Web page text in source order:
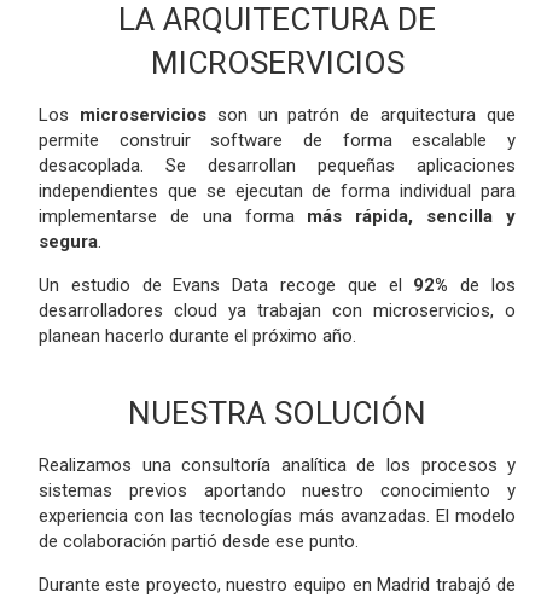
LA ARQUITECTURA DE
MICROSERVICIOS
Los microserviciosson un patrón de arquitectura que
permite construir software de forma escalable y
desacoplada. Se desarrollan pequeñas aplicaciones
independientes que se ejecutan de forma individual para
implementarse de una forma más rápida, sencilla y
segura.
Un estudio de Evans Data recoge que el 92% de los
desarrolladores cloud ya trabajan con microservicios, o
planean hacerlo durante el próximo año.
NUESTRA SOLUCIÓN
Realizamos una consultoría analítica de los procesos y
sistemas previos aportando nuestro conocimiento y
experiencia con las tecnologías más avanzadas. El modelo
de colaboración partió desde ese punto.
Durante este proyecto, nuestro equipo en Madrid trabajó de